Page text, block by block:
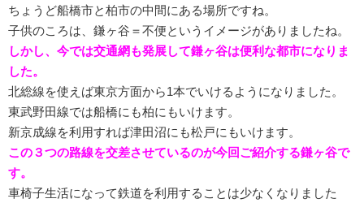
ちょうど船橋市と柏市の中間にある場所ですね。
子供のころは、鎌ヶ谷＝不便というイメージがありましたね。
しかし、今では交通網も発展して鎌ヶ谷は便利な都市になりま
した。
北総線を使えば東京方面から1本でいけるようになりました。
東武野田線では船橋にも柏にもいけます。
新京成線を利用すれば津田沼にも松戸にもいけます。
この３つの路線を交差させているのが今回ご紹介する鎌ヶ谷で
す。
車椅子生活になって鉄道を利用することは少なくなりました